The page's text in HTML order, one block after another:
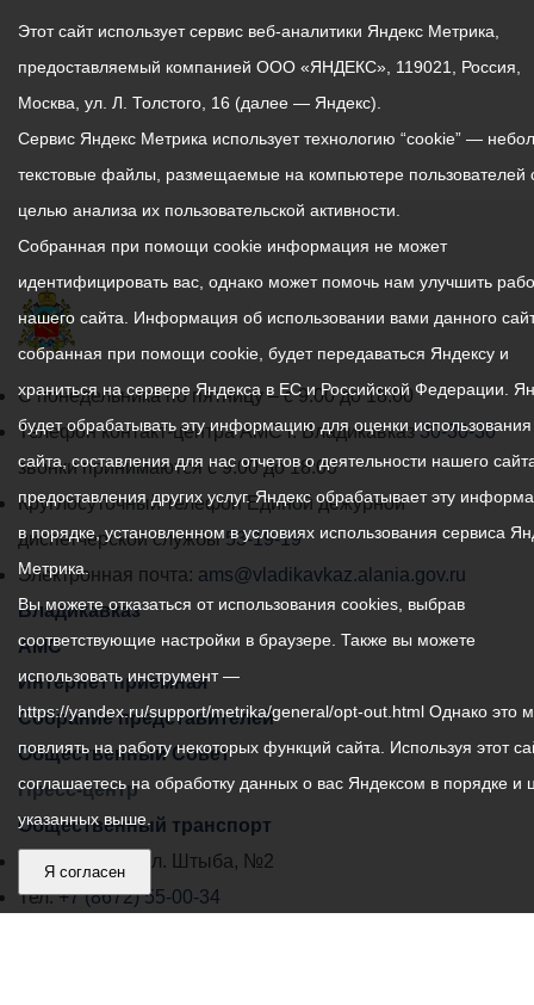
График
работы
администрации
местного
самоуправления
города
Владикавказ:
С понедельника по пятницу – с 9.00 до 18.00
Телефон контакт-центра АМС г. Владикавказ30-30-30
звонки принимаются с 9:00 до 18:00
Круглосуточный телефон Единой дежурной
диспетчерской службы53-19-19
Электронная почта: ams@vladikavkaz.alania.gov.ru
Владикавказ
АМС
Интернет приемная
Собрание представителей
Общественный Совет
Пресс-центр
Общественный транспорт
Владикавказ, пл. Штыба, №2
Тел:+7 (8672) 55-00-34
Этот сайт использует сервис веб-аналитики Яндекс Метрика,
предоставляемый компанией ООО «ЯНДЕКС», 119021, Россия,
Москва, ул. Л. Толстого, 16 (далее — Яндекс).
Сервис Яндекс Метрика использует технологию “cookie” —
текстовые файлы, размещаемые на компьютере пользователей
целью анализа их пользовательской активности.
Собранная при помощи cookie информация не может
идентифицировать вас, однако может помочь нам улучшить
нашего сайта. Информация об использовании вами данного
собранная при помощи cookie, будет передаваться Яндексу и
храниться на сервере Яндекса в ЕС и Российской Федерации.
будет обрабатывать эту информацию для оценки
сайта, составления для нас отчетов о деятельности нашего
предоставления других услуг. Яндекс обрабатывает эту
в порядке, установленном в условиях использования сервиса
Метрика.
Вы можете отказаться от использования cookies, выбрав
соответствующие настройки в браузере. Также вы можете
использовать инструмент —
https://yandex.ru/support/metrika/general/opt-out.html Однако это
повлиять на работу некоторых функций сайта. Используя этот
соглашаетесь на обработку данных о вас Яндексом в порядке и
указанных выше.
Я согласен